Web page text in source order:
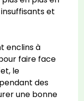
et
enclins à
faire face
le
des
une bonne